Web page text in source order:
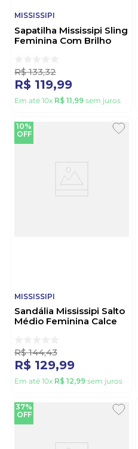
MISSISSIPI
Sapatilha Mississipi Sling
Feminina Com Brilho
R$ 133,32
R$ 119,99
Em até 10x R$ 11,99 sem juros
10%
OFF
MISSISSIPI
Sandália Mississipi Salto
Médio Feminina Calce
R$ 144,43
R$ 129,99
Em até 10x R$ 12,99 sem juros
37%
OFF